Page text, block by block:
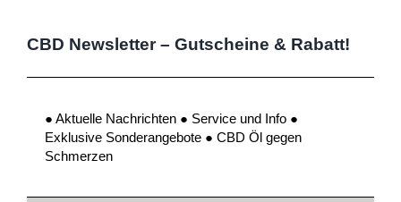
CBD Newsletter – Gutscheine & Rabatt!
● Aktuelle Nachrichten ● Service und Info ●
Exklusive Sonderangebote ● CBD Öl gegen
Schmerzen